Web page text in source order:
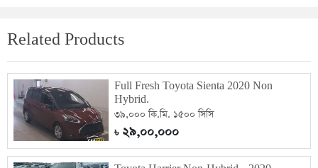
Related Products
Full Fresh Toyota Sienta 2020 Non
Hybrid.
৩৯,০০০ কি.মি. ১৫০০ সিসি
৳২৯,০০,০০০